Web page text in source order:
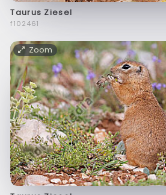
Taurus Ziesel
f102461
Zoom